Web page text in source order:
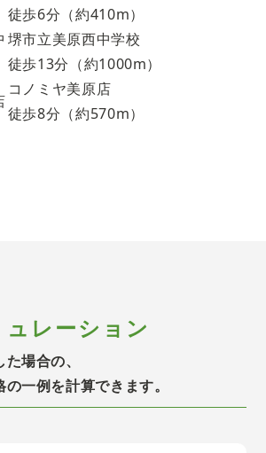
徒歩6分（約410m）
堺市立美原西中学校
徒歩13分（約1000m）
コノミヤ美原店
徒歩8分（約570m）
レーション
場合の、
一例を計算できます。